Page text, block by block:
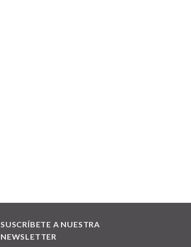
SUSCRÍBETE A NUESTRA
NEWSLETTER